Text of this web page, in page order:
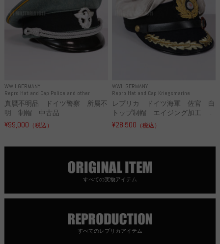
WWII GERMANY
Repro Hat and Cap Police and other
真贋不明品 ドイツ警察 所属不
明 制帽 中古品
¥99,000 （税込）
WWII GERMANY
Repro Hat and Cap Kriegsmarine
レプリカ ドイツ海軍 佐官 白
トップ制帽 エイジング加工 ...
¥28,500 （税込）
すべての実物アイテム
すべてのレプリカアイテム